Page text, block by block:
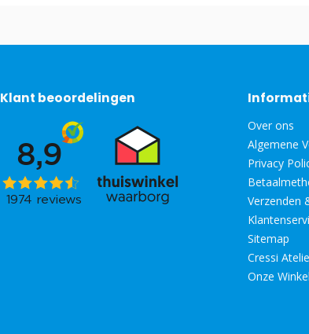
Klant beoordelingen
Over ons
Algemene
Privacy
Verzenden
Sitemap
Cressi
Onze Winkel